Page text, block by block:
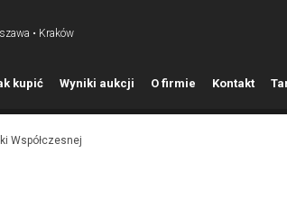
• Kraków
kupić Wyniki aukcji O firmie Kontakt T
Współczesnej